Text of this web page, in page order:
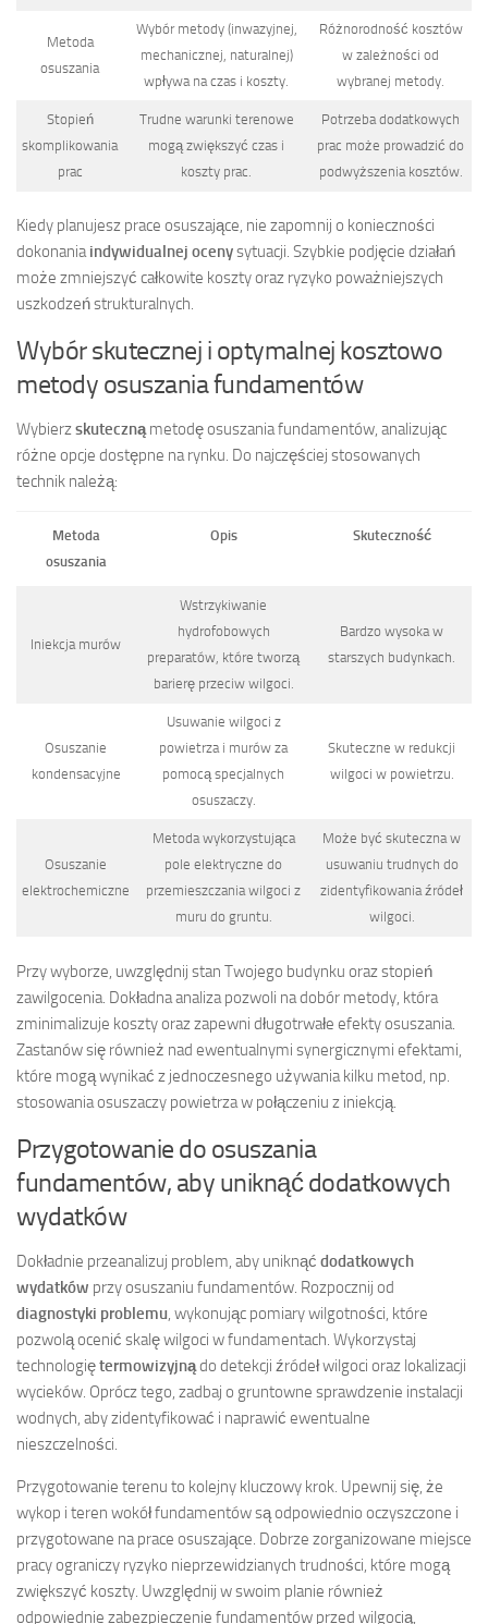
Metoda
osuszania
Wybór metody (inwazyjnej,
mechanicznej, naturalnej)
wpływa na czas i koszty.
Różnorodność kosztów
w zależności od
wybranej metody.
Stopień
skomplikowania
prac
Trudne warunki terenowe
mogą zwiększyć czas i
koszty prac.
Potrzeba dodatkowych
prac może prowadzić do
podwyższenia kosztów.
Kiedy planujesz prace osuszające, nie zapomnij o konieczności
dokonaniaindywidualnej ocenysytuacji. Szybkie podjęcie działań
może zmniejszyć całkowite koszty oraz ryzyko poważniejszych
uszkodzeń strukturalnych.
Wybór skutecznej i optymalnej kosztowo
metody osuszania fundamentów
Wybierzskutecznąmetodę osuszania fundamentów, analizując
różne opcje dostępne na rynku. Do najczęściej stosowanych
technik należą:
Metoda
osuszania
Opis Skuteczność
Iniekcja murów
Wstrzykiwanie
hydrofobowych
preparatów, które tworzą
barierę przeciw wilgoci.
Bardzo wysoka w
starszych budynkach.
Osuszanie
kondensacyjne
Usuwanie wilgoci z
powietrza i murów za
pomocą specjalnych
osuszaczy.
Skuteczne w redukcji
wilgoci w powietrzu.
Osuszanie
elektrochemiczne
Metoda wykorzystująca
pole elektryczne do
przemieszczania wilgoci z
muru do gruntu.
Może być skuteczna w
usuwaniu trudnych do
zidentyfikowania źródeł
wilgoci.
Przy wyborze, uwzględnij stan Twojego budynku oraz stopień
zawilgocenia. Dokładna analiza pozwoli na dobór metody, która
zminimalizuje koszty oraz zapewni długotrwałe efekty osuszania.
Zastanów się również nad ewentualnymi synergicznymi efektami,
które mogą wynikać z jednoczesnego używania kilku metod, np.
stosowania osuszaczy powietrza w połączeniu z iniekcją.
Przygotowanie do osuszania
fundamentów, aby uniknąć dodatkowych
wydatków
Dokładnie przeanalizuj problem, aby uniknąć dodatkowych
wydatków przy osuszaniu fundamentów. Rozpocznij od
diagnostyki problemu, wykonując pomiary wilgotności, które
pozwolą ocenić skalę wilgoci w fundamentach. Wykorzystaj
technologiętermowizyjnądo detekcji źródeł wilgoci oraz lokalizacji
wycieków. Oprócz tego, zadbaj o gruntowne sprawdzenie instalacji
wodnych, aby zidentyfikować i naprawić ewentualne
nieszczelności.
Przygotowanie terenu to kolejny kluczowy krok. Upewnij się, że
wykop i teren wokół fundamentów są odpowiednio oczyszczone i
przygotowane na prace osuszające. Dobrze zorganizowane miejsce
pracy ograniczy ryzyko nieprzewidzianych trudności, które mogą
zwiększyć koszty. Uwzględnij w swoim planie również
odpowiednie zabezpieczenie fundamentów przed wilgocią,